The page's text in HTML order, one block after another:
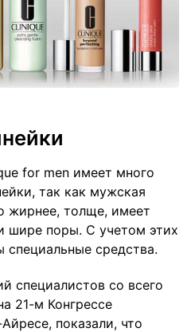
for men имеет много
так как мужская
жирнее, толще, имеет
шире поры. С учетом этих
специальные средства.
специалистов со всего
21-м Конгрессе
показали, что